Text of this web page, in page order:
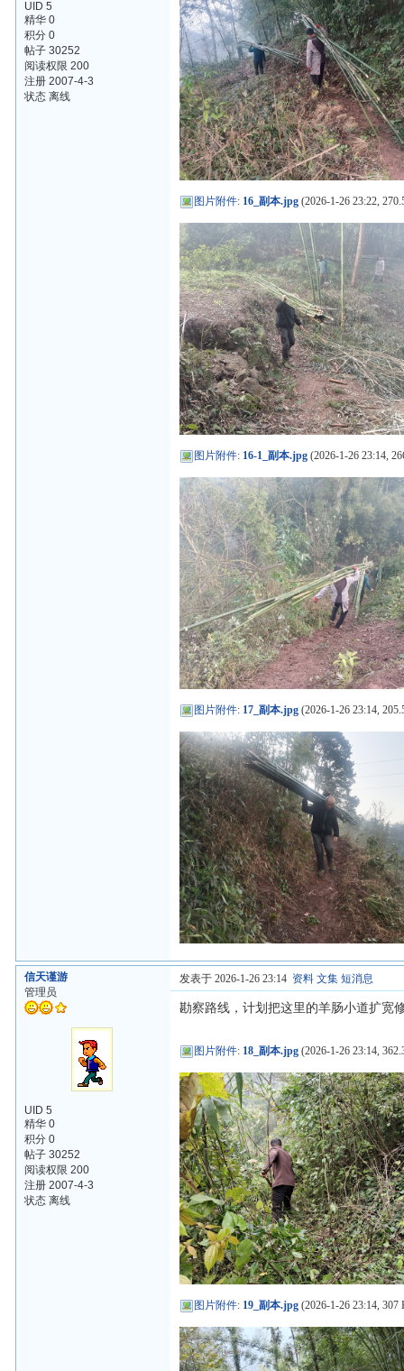
UID 5
精华 0
积分 0
帖子 30252
阅读权限 200
注册 2007-4-3
状态 离线
图片附件: 16_副本.jpg (2026-1-26 23:22,
图片附件: 16-1_副本.jpg (2026-1-26 23:14,
图片附件: 17_副本.jpg (2026-1-26 23:14,
信天谨游
管理员
UID 5
精华 0
积分 0
帖子 30252
阅读权限 200
注册 2007-4-3
状态 离线
发表于 2026-1-26 23:14 资料 文集 短消息
勘察路线，计划把这里的羊肠小道扩宽
图片附件: 18_副本.jpg (2026-1-26 23:14,
图片附件: 19_副本.jpg (2026-1-26 23:14, 307